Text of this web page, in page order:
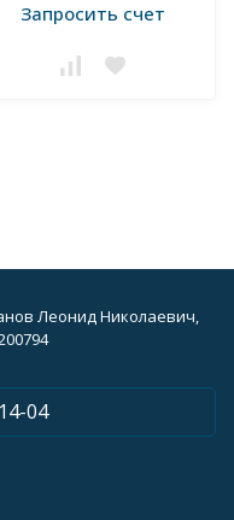
Запросить счет
Леонид Николаевич,
04